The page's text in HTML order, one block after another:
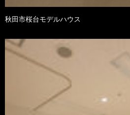
秋田市桜台モデルハウス